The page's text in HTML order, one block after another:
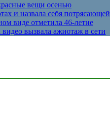
вещи осенью
и назвала себя потрясающей
виде отметила 46-летие
вызвала ажиотаж в сети